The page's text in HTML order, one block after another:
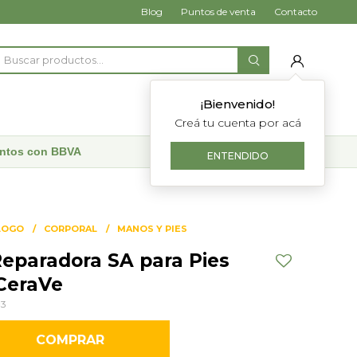
¡Bienvenido!
Creá tu cuenta por acá
ENTENDIDO
Blog Puntos de venta Contacto
con BBVA
CORPORAL MANOS Y PIES
SA para Pies
COMPRAR